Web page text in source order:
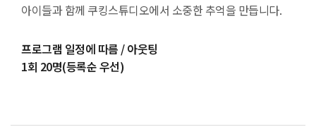
아이들과 함께 쿠킹스튜디오에서 소중한 추억을 만듭니다.
프로그램 일정에 따름 / 아웃팅
1회 20명(등록순 우선)